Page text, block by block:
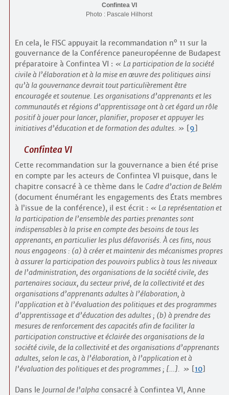
Confintea VI
Photo : Pascale Hilhorst
En cela, le FISC appuyait la recommandation no 11 sur la
gouvernance de la Conférence paneuropéenne de Budapest
préparatoire à Confintea VI :
La participation de la société
civile à l’élaboration et à la mise en œuvre des politiques ainsi
qu’à la gouvernance devrait tout particulièrement être
encouragée et soutenue. Les organisations d’apprenants et les
communautés et régions d’apprentissage ont à cet égard un rôle
positif à jouer pour lancer, planifier, proposer et appuyer les
initiatives d’éducation et de formation des adultes.
9
Confintea VI
Cette recommandation sur la gouvernance a bien été prise
en compte par les acteurs de Confintea VI puisque, dans le
chapitre consacré à ce thème dans le Cadre d’action de Belém
(document énumérant les engagements des États membres
à l’issue de la conférence), il est écrit :
La représentation et
la participation de l’ensemble des parties prenantes sont
indispensables à la prise en compte des besoins de tous les
apprenants, en particulier les plus défavorisés. À ces fins, nous
nous engageons : (a) à créer et maintenir des mécanismes propres
à assurer la participation des pouvoirs publics à tous les niveaux
de l’administration, des organisations de la société civile, des
partenaires sociaux, du secteur privé, de la collectivité et des
organisations d’apprenants adultes à l’élaboration, à
l’application et à l’évaluation des politiques et des programmes
d’apprentissage et d’éducation des adultes ; (b) à prendre des
mesures de renforcement des capacités afin de faciliter la
participation constructive et éclairée des organisations de la
société civile, de la collectivité et des organisations d’apprenants
adultes, selon le cas, à l’élaboration, à l’application et à
l’évaluation des politiques et des programmes ; […].
[10]
Dans le Journal de l’alpha consacré à Confintea VI, Anne